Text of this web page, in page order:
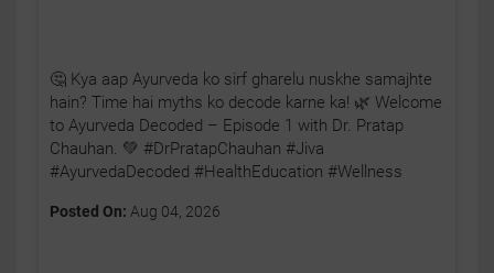
🤔 Kya aap Ayurveda ko sirf gharelu nuskhe samajhte
hain? Time hai myths ko decode karne ka! 🌿 Welcome
to Ayurveda Decoded – Episode 1 with Dr. Pratap
Chauhan. 💚 #DrPratapChauhan #Jiva
#AyurvedaDecoded #HealthEducation #Wellness
Posted On: Aug 04, 2026